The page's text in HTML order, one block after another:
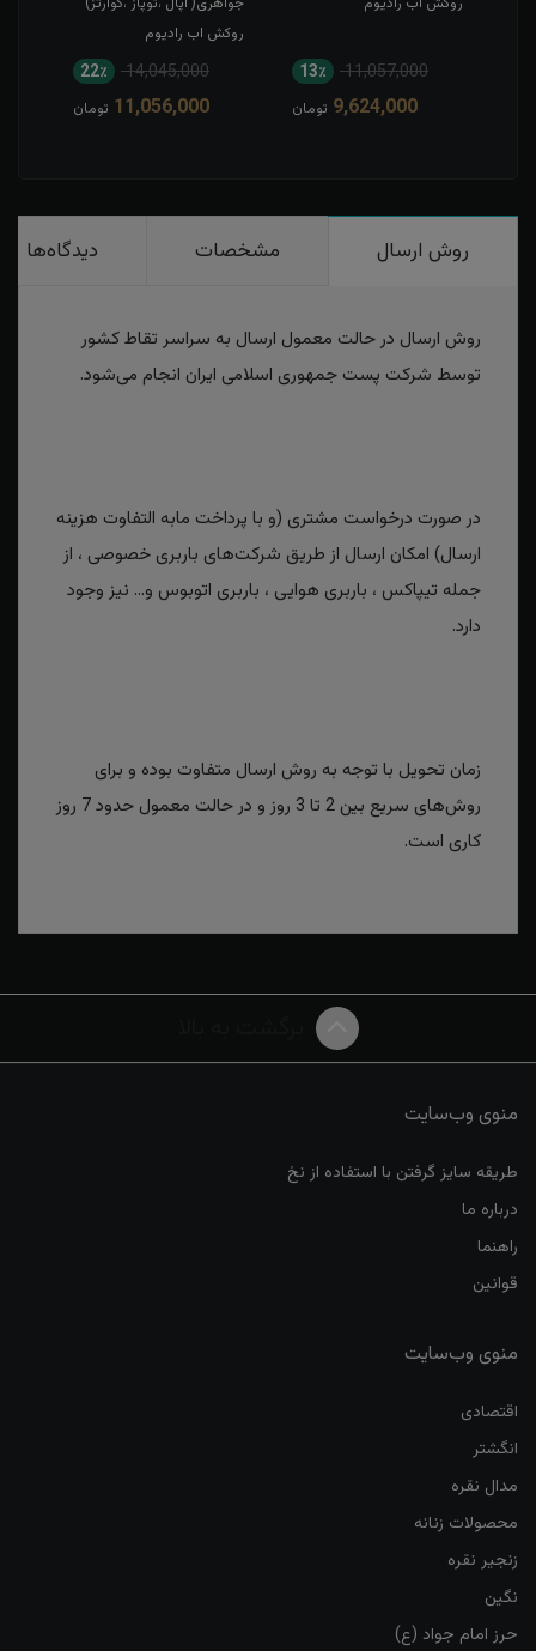
11,057,000 13٪
9,624,000 تومان
روکش اب رادیوم
14,045,000 22٪
11,056,000 تومان
روش ارسال مشخصات دیدگاه‌ها
روش ارسال در حالت معمول ارسال به سراسر تقاط کشور
توسط شرکت پست جمهوری اسلامی ایران انجام می‌شود.
در صورت درخواست مشتری (و با پرداخت مابه التفاوت هزینه
ارسال) امکان ارسال از طریق شرکت‌های باربری خصوصی ، از
جمله تیپاکس ، باربری هوایی ، باربری اتوبوس و... نیز وجود
دارد.
زمان تحویل با توجه به روش ارسال متفاوت بوده و برای
روش‌های سریع بین 2 تا 3 روز و در حالت معمول حدود 7 روز
کاری است.
منوی وب‌سایت
طریقه سایز گرفتن با استفاده از نخ
درباره ما
راهنما
قوانین
منوی وب‌سایت
اقتصادی
انگشتر
مدال نقره
محصولات زنانه
زنجیر نقره
نگین
حرز امام جواد (ع)